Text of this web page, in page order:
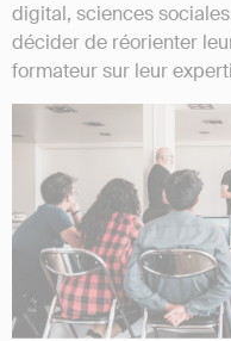
digital, sciences
décider de réorienter
formateur sur leur